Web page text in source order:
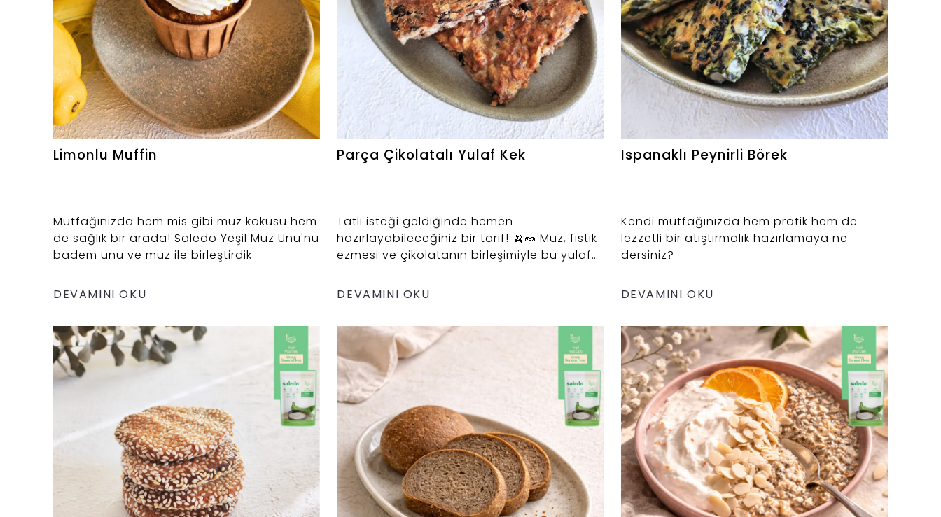
Limonlu Muffin
Mutfağınızda hem mis gibi muz kokusu hem
de sağlık bir arada! Saledo Yeşil Muz Unu'nu
badem unu ve muz ile birleştirdik
DEVAMINI OKU
Parça Çikolatalı Yulaf Kek
Tatlı isteği geldiğinde hemen
hazırlayabileceğiniz bir tarif! 🍌🥜 Muz, fıstık
ezmesi ve çikolatanın birleşimiyle bu yulaf
çıkınca mutfakta öyle güzel bir koku oluyor
ki, soğumasını bekleyemeyeceksiniz
DEVAMINI OKU
Ispanaklı Peynirli Börek
Kendi mutfağınızda hem pratik hem de
lezzetli bir atıştırmalık hazırlamaya ne
dersiniz?
DEVAMINI OKU